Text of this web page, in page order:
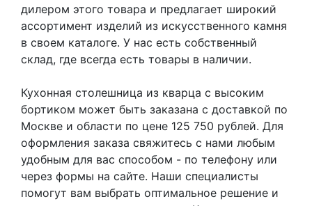
дилером этого товара и предлагает широкий
ассортимент изделий из искусственного камня
в своем каталоге. У нас есть собственный
склад, где всегда есть товары в наличии.
Кухонная столешница из кварца с высоким
бортиком может быть заказана с доставкой по
Москве и области по цене 125 750 рублей. Для
оформления заказа свяжитесь с нами любым
удобным для вас способом - по телефону или
через формы на сайте. Наши специалисты
помогут вам выбрать оптимальное решение и